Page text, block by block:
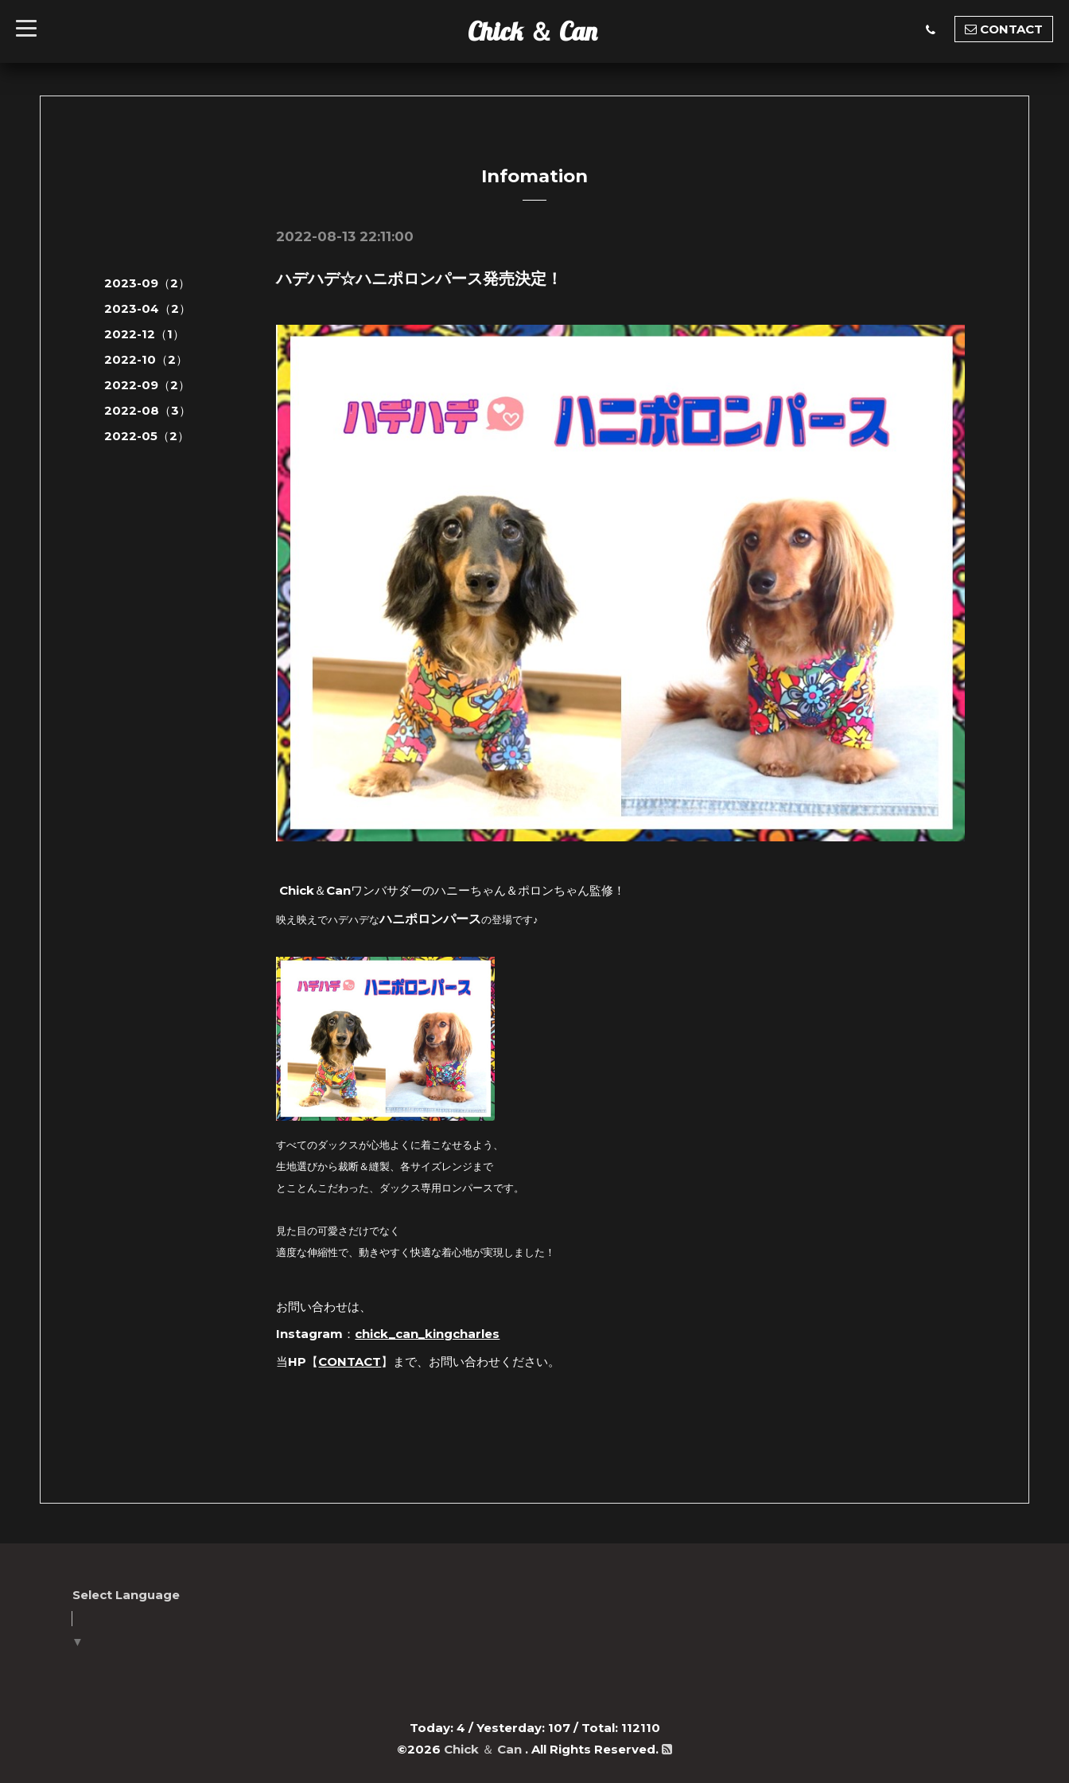
Chick ＆ Can
t
o
CONTACT
Infomation
2022-08-13 22:11:00
ハデハデ☆ハニポロンパース発売決定！
Chick＆Canワンバサダーのハニーちゃん＆ポロンちゃん監修！
映え映えでハデハデなハニポロンパースの登場です♪
すべてのダックスが心地よくに着こなせるよう、
生地選びから裁断＆縫製、各サイズレンジまで
とことんこだわった、ダックス専用ロンパースです。
見た目の可愛さだけでなく
適度な伸縮性で、動きやすく快適な着心地が実現しました！
お問い合わせは、
Instagram： chick_can_kingcharles
当HP【CONTACT】まで、お問い合わせください。
2023-09（2）
2023-04（2）
2022-12（1）
2022-10（2）
2022-09（2）
2022-08（3）
2022-05（2）
Select Language
▼
Today: 4 / Yesterday: 107/ Total: 112110
©2026 Chick ＆ Can . All Rights Reserved.